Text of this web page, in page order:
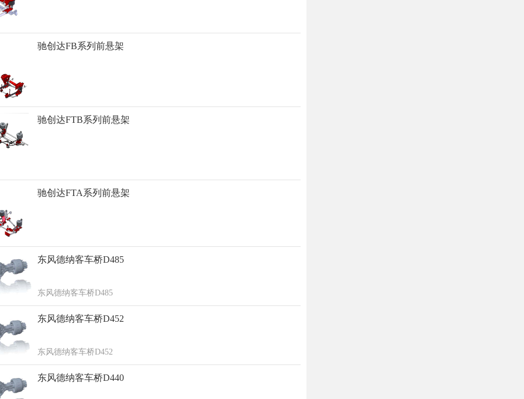
驰创达FB系列前悬架
驰创达FTB系列前悬架
驰创达FTA系列前悬架
东风德纳客车桥D485
东风德纳客车桥D485
东风德纳客车桥D452
东风德纳客车桥D452
东风德纳客车桥D440